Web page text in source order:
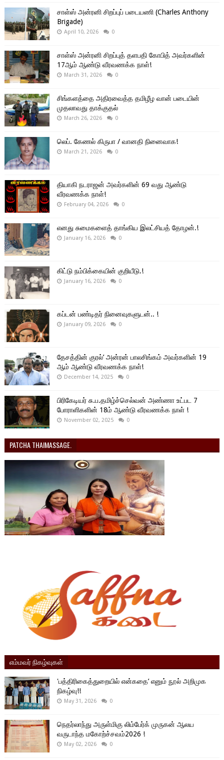
சாள்ஸ் அன்ரனி சிறப்புப் படையணி (Charles Anthony
Brigade)
April 10, 2026 0
சாள்ஸ் அன்ரனி சிறப்புத் தளபதி கோபித் அவர்களின்
17ஆம் ஆண்டு வீரவணக்க நாள்!
March 31, 2026 0
சிங்களத்தை அதிரவைத்த தமிழீழ வான் படையின்
முதலாவது தாக்குதல்
March 26, 2026 0
லெப். கேணல் கிருபா / வானதி நினைவாக!
March 21, 2026 0
தியாகி நடராஜன் அவர்களின் 69 வது ஆண்டு
வீரவணக்க நாள்!
February 04, 2026 0
எனது சுமைகளைத் தாங்கிய இலட்சியத் தோழன்.!
January 16, 2026 0
கிட்டு நம்பிக்கையின் குறியீடு.!
January 16, 2026 0
கப்டன் பண்டிதர் நினைவுகளுடன்.. !
January 09, 2026 0
தேசத்தின் குரல்’ அன்ரன் பாலசிங்கம் அவர்களின் 19
ஆம் ஆண்டு வீரவணக்க நாள்!
December 14, 2025 0
பிரிகேடியர் சு.ப.தமிழ்ச்செல்வன் அண்ணா உட்பட 7
போராளிகளின் 18ம் ஆண்டு வீரவணக்க நாள் !
November 02, 2025 0
PATCHA THAIMASSAGE.
எம்மவர் நிகழ்வுகள்
'பத்திரிகைத்துறையில் என்கதை’ எனும் நூல் அறிமுக
நிகழ்வு!!
May 31, 2026 0
நெதர்லாந்து அருள்மிகு லிம்பேர்க் முருகன் ஆலய
வருடாந்த மகோற்ச்சவம்2026 !
May 02, 2026 0